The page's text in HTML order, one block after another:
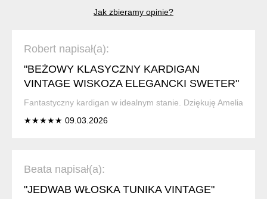
Jak zbieramy opinie?
Robert napisał(a):
"BEŻOWY KLASYCZNY KARDIGAN
VINTAGE WISKOZA ELEGANCKI SWETER"
Fantastyczny kardigan w idealnym stanie. Dziękuję Amelia
★★★★★ 09.03.2026
Beata napisał(a):
"JEDWAB WŁOSKA TUNIKA VINTAGE"